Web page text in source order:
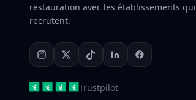
restauration avec les établissements qui
recrutent.
Trustpilot